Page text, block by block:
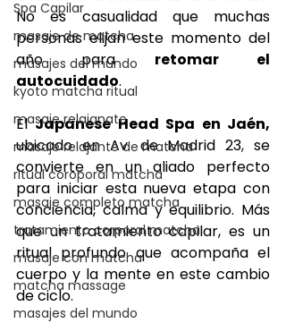
Spa Capilar
masaje de matcha
masajes del mundo
kyoto matcha ritual
masaje relajanate
masaje relajante de matcha
ritual coroporal matcha
masaje completo matcha
tratamiento corporal matcha
masaje con matcha
matcha massage
masajes del mundo
No es casualidad que muchas
personas elijan este momento del
año para retomar el
autocuidado.
El
ubicado en Av. de Madrid 23, se
convierte en un aliado perfecto
para iniciar esta nueva etapa con
conciencia, calma y equilibrio. Más
que un tratamiento capilar, es un
ritual profundo que acompaña el
cuerpo y la mente en este cambio
de ciclo.